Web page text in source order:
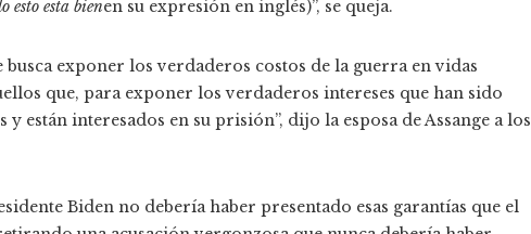
esto esta bienen su expresión en inglés)”, se queja.
exponer los verdaderos costos de la guerra en vidas
que, para exponer los verdaderos intereses que han sido
están interesados ​​en su prisión”, dijo la esposa de Assange a los
Biden no debería haber presentado esas garantías que el